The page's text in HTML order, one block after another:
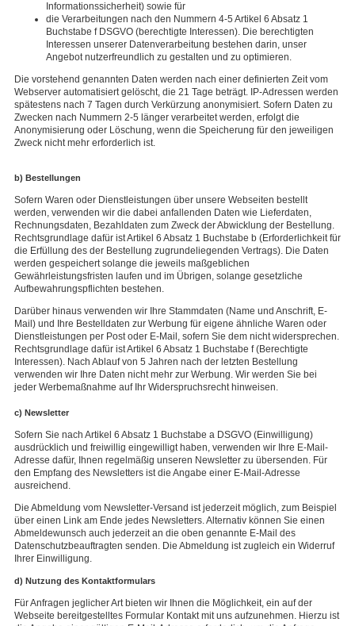
Informationssicherheit) sowie für
die Verarbeitungen nach den Nummern 4-5 Artikel 6 Absatz 1
Buchstabe f DSGVO (berechtigte Interessen). Die berechtigten
Interessen unserer Datenverarbeitung bestehen darin, unser
Angebot nutzerfreundlich zu gestalten und zu optimieren.
Die vorstehend genannten Daten werden nach einer definierten Zeit vom
Webserver automatisiert gelöscht, die 21 Tage beträgt. IP-Adressen werden
spätestens nach 7 Tagen durch Verkürzung anonymisiert. Sofern Daten zu
Zwecken nach Nummern 2-5 länger verarbeitet werden, erfolgt die
Anonymisierung oder Löschung, wenn die Speicherung für den jeweiligen
Zweck nicht mehr erforderlich ist.
b) Bestellungen
Sofern Waren oder Dienstleistungen über unsere Webseiten bestellt
werden, verwenden wir die dabei anfallenden Daten wie Lieferdaten,
Rechnungsdaten, Bezahldaten zum Zweck der Abwicklung der Bestellung.
Rechtsgrundlage dafür ist Artikel 6 Absatz 1 Buchstabe b (Erforderlichkeit für
die Erfüllung des der Bestellung zugrundeliegenden Vertrags). Die Daten
werden gespeichert solange die jeweils maßgeblichen
Gewährleistungsfristen laufen und im Übrigen, solange gesetzliche
Aufbewahrungspflichten bestehen.
Darüber hinaus verwenden wir Ihre Stammdaten (Name und Anschrift, E-
Mail) und Ihre Bestelldaten zur Werbung für eigene ähnliche Waren oder
Dienstleistungen per Post oder E-Mail, sofern Sie dem nicht widersprechen.
Rechtsgrundlage dafür ist Artikel 6 Absatz 1 Buchstabe f (Berechtigte
Interessen). Nach Ablauf von 5 Jahren nach der letzten Bestellung
verwenden wir Ihre Daten nicht mehr zur Werbung. Wir werden Sie bei
jeder Werbemaßnahme auf Ihr Widerspruchsrecht hinweisen.
c) Newsletter
Sofern Sie nach Artikel 6 Absatz 1 Buchstabe a DSGVO (Einwilligung)
ausdrücklich und freiwillig eingewilligt haben, verwenden wir Ihre E-Mail-
Adresse dafür, Ihnen regelmäßig unseren Newsletter zu übersenden. Für
den Empfang des Newsletters ist die Angabe einer E-Mail-Adresse
ausreichend.
Die Abmeldung vom Newsletter-Versand ist jederzeit möglich, zum Beispiel
über einen Link am Ende jedes Newsletters. Alternativ können Sie einen
Abmeldewunsch auch jederzeit an die oben genannte E-Mail des
Datenschutzbeauftragten senden. Die Abmeldung ist zugleich ein Widerruf
Ihrer Einwilligung.
d) Nutzung des Kontaktformulars
Für Anfragen jeglicher Art bieten wir Ihnen die Möglichkeit, ein auf der
Webseite bereitgestelltes Formular Kontakt mit uns aufzunehmen. Hierzu ist